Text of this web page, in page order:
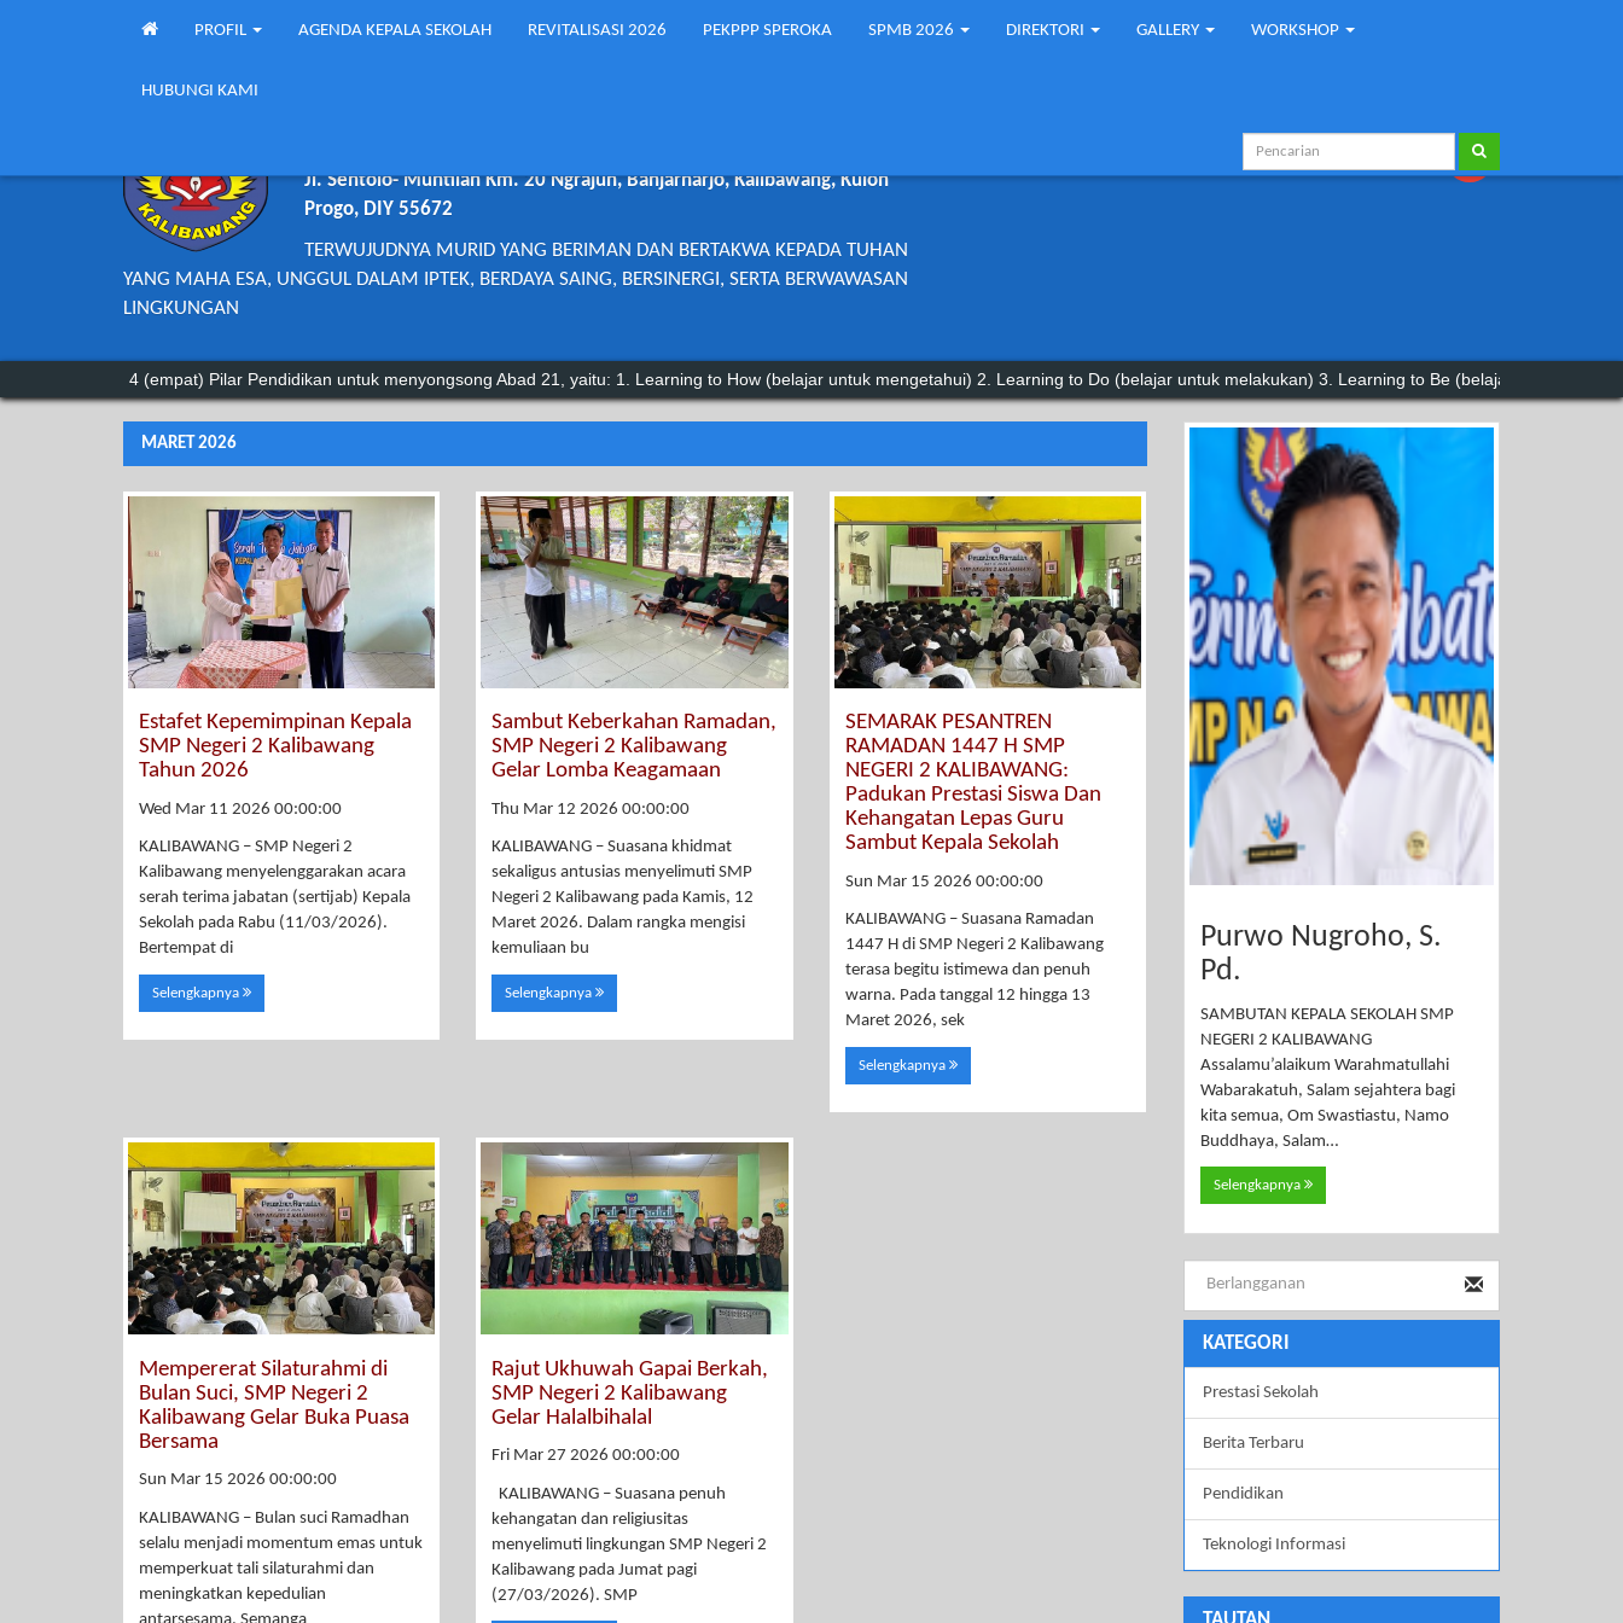
PROFIL AGENDA KEPALA SEKOLAH REVITALISASI 2026 PEKPPP SPEROKA SPMB 2026 DIREKTORI GALLERY WORKSHOP
HUBUNGI KAMI
Jl. Sentolo- Muntilan Km. 20 Ngrajun, Banjarharjo, Kalibawang, Kulon
Progo, DIY 55672
TERWUJUDNYA MURID YANG BERIMAN DAN BERTAKWA KEPADA TUHAN
YANG MAHA ESA, UNGGUL DALAM IPTEK, BERDAYA SAING, BERSINERGI, SERTA BERWAWASAN
LINGKUNGAN
4 (empat) Pilar Pendidikan untuk menyongsong Abad 21, yaitu: 1. Learning to How (belajar untuk mengetahui) 2. Learning to Do (belajar untuk melakukan) 3. Learning to Be (belajar untuk
MARET 2026
Estafet Kepemimpinan Kepala
SMP Negeri 2 Kalibawang
Tahun 2026
Wed Mar 11 2026 00:00:00
KALIBAWANG – SMP Negeri 2
Kalibawang menyelenggarakan acara
serah terima jabatan (sertijab) Kepala
Sekolah pada Rabu (11/03/2026).
Bertempat di
Selengkapnya
Sambut Keberkahan Ramadan,
SMP Negeri 2 Kalibawang
Gelar Lomba Keagamaan
Thu Mar 12 2026 00:00:00
KALIBAWANG – Suasana khidmat
sekaligus antusias menyelimuti SMP
Negeri 2 Kalibawang pada Kamis, 12
Maret 2026. Dalam rangka mengisi
kemuliaan bu
Selengkapnya
SEMARAK PESANTREN
RAMADAN 1447 H SMP
NEGERI 2 KALIBAWANG:
Padukan Prestasi Siswa Dan
Kehangatan Lepas Guru
Sambut Kepala Sekolah
Sun Mar 15 2026 00:00:00
KALIBAWANG – Suasana Ramadan
1447 H di SMP Negeri 2 Kalibawang
terasa begitu istimewa dan penuh
warna. Pada tanggal 12 hingga 13
Maret 2026, sek
Selengkapnya
Mempererat Silaturahmi di
Bulan Suci, SMP Negeri 2
Kalibawang Gelar Buka Puasa
Bersama
Sun Mar 15 2026 00:00:00
KALIBAWANG – Bulan suci Ramadhan
selalu menjadi momentum emas untuk
memperkuat tali silaturahmi dan
meningkatkan kepedulian
Rajut Ukhuwah Gapai Berkah,
SMP Negeri 2 Kalibawang
Gelar Halalbihalal
Fri Mar 27 2026 00:00:00
KALIBAWANG – Suasana penuh
kehangatan dan religiusitas
menyelimuti lingkungan SMP Negeri 2
Kalibawang pada Jumat pagi
(27/03/2026). SMP
Purwo Nugroho, S.
Pd.
SAMBUTAN KEPALA SEKOLAH SMP
NEGERI 2 KALIBAWANG
Assalamu’alaikum Warahmatullahi
Wabarakatuh, Salam sejahtera bagi
kita semua, Om Swastiastu, Namo
Buddhaya, Salam…
Selengkapnya
KATEGORI
Prestasi Sekolah
Berita Terbaru
Pendidikan
Teknologi Informasi